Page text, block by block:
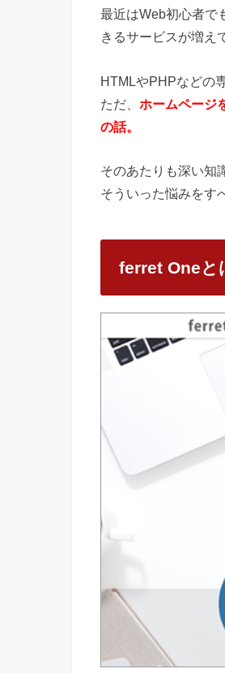
最近はWeb初心者で
きるサービスが増え
HTMLやPHPなどの
ただ、 ホームページ
の話。
そのあたりも深い知
そういった悩みをす
ferret Oneと